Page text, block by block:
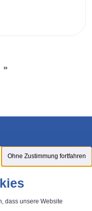
Ohne Zustimmung fortfahren
dass unsere Website